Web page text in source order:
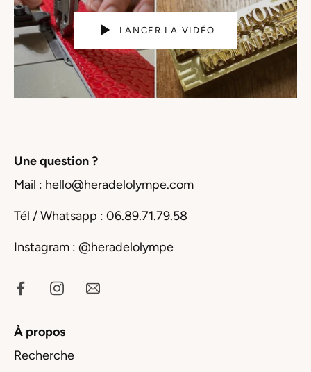
LANCER LA VIDÉO
Une question ?
Mail : hello@heradelolympe.com
Tél / Whatsapp : 06.89.71.79.58
Instagram : @heradelolympe
À propos
Recherche